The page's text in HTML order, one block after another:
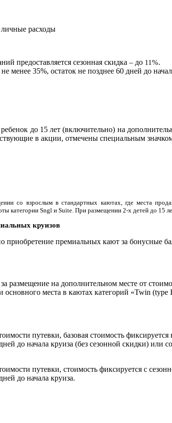
личные расходы
предоставляется сезонная скидка – до 11%.
менее 35%, остаток не позднее 60 дней до
до 15 лет (включительно) на
в акции, отмечены специальным
со взрослым в стандартных каютах, где места
категории Sngl и Suite. При размещении 2-х детей до 15
круизов
премиальных кают за бонусные
размещение на дополнительном месте от
основного места в каютах категорий «Twin
путевки, базовая стоимость фиксируется
до начала круиза (без сезонной скидки) или
путевки, стоимость фиксируется с
до начала круиза.